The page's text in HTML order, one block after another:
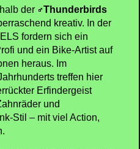
der
Thunderbirds
kreativ. In der
fordern sich ein
und ein Bike-Artist auf
heraus. Im
treffen hier
Erfindergeist
und
Stil – mit viel Action,